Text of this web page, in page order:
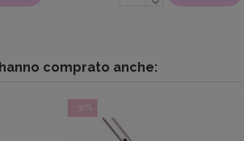
comprato anche: